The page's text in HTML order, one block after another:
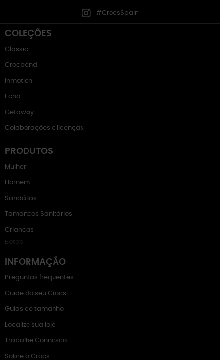
#CrocsSpain
COLEÇÕES
Classic
Crocband
Inmotion
Echo
Getaway
Colaborações e licenças
PRODUTOS
Mulher
Homem
Sandálias
Tamancos Sanitários
Crianças
Botas
INFORMAÇÃO
Preguntas frequentes
Cuide do seu Crocs
Guias de tamanho
Localize sua loja
Trabalhe Connosco
Sobre a Crocs